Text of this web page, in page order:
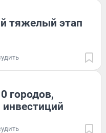
тяжелый этап
городов,